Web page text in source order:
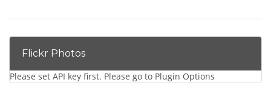
Flickr Photos
Please set API key first. Please go to Plugin Options